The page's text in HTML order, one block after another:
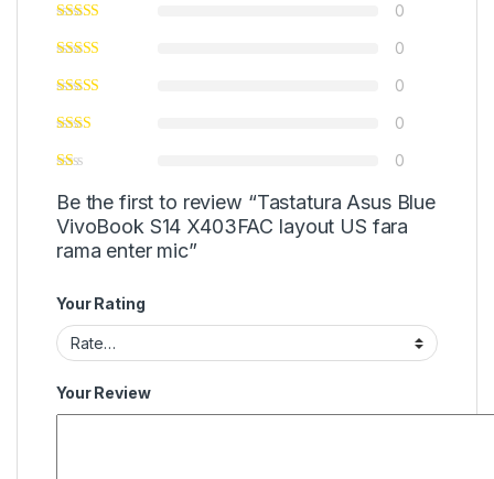
0
0
0
0
0
Be the first to review “Tastatura Asus Blue
VivoBook S14 X403FAC layout US fara
rama enter mic”
Your Rating
Your Review